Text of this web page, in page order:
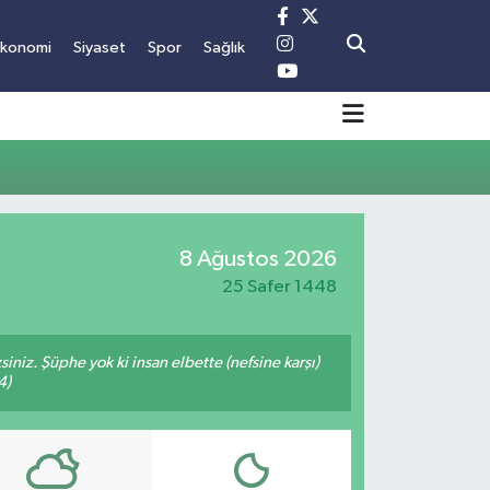
Siyaset Spor Sağlık
8 Ağustos 2026
25 Safer 1448
Şüphe yok ki insan elbette (nefsine karşı)